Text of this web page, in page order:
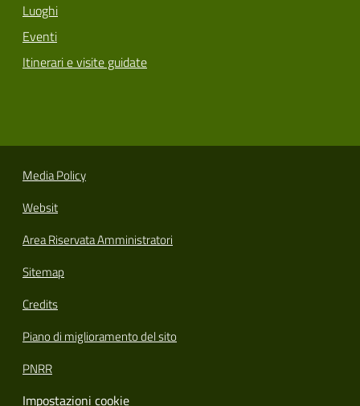
Luoghi
Eventi
Itinerari e visite guidate
Media Policy
Websit
Area Riservata Amministratori
Sitemap
Credits
Piano di miglioramento del sito
PNRR
Impostazioni cookie